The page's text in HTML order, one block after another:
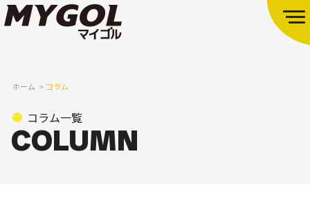
ホーム コラム
コラム一覧